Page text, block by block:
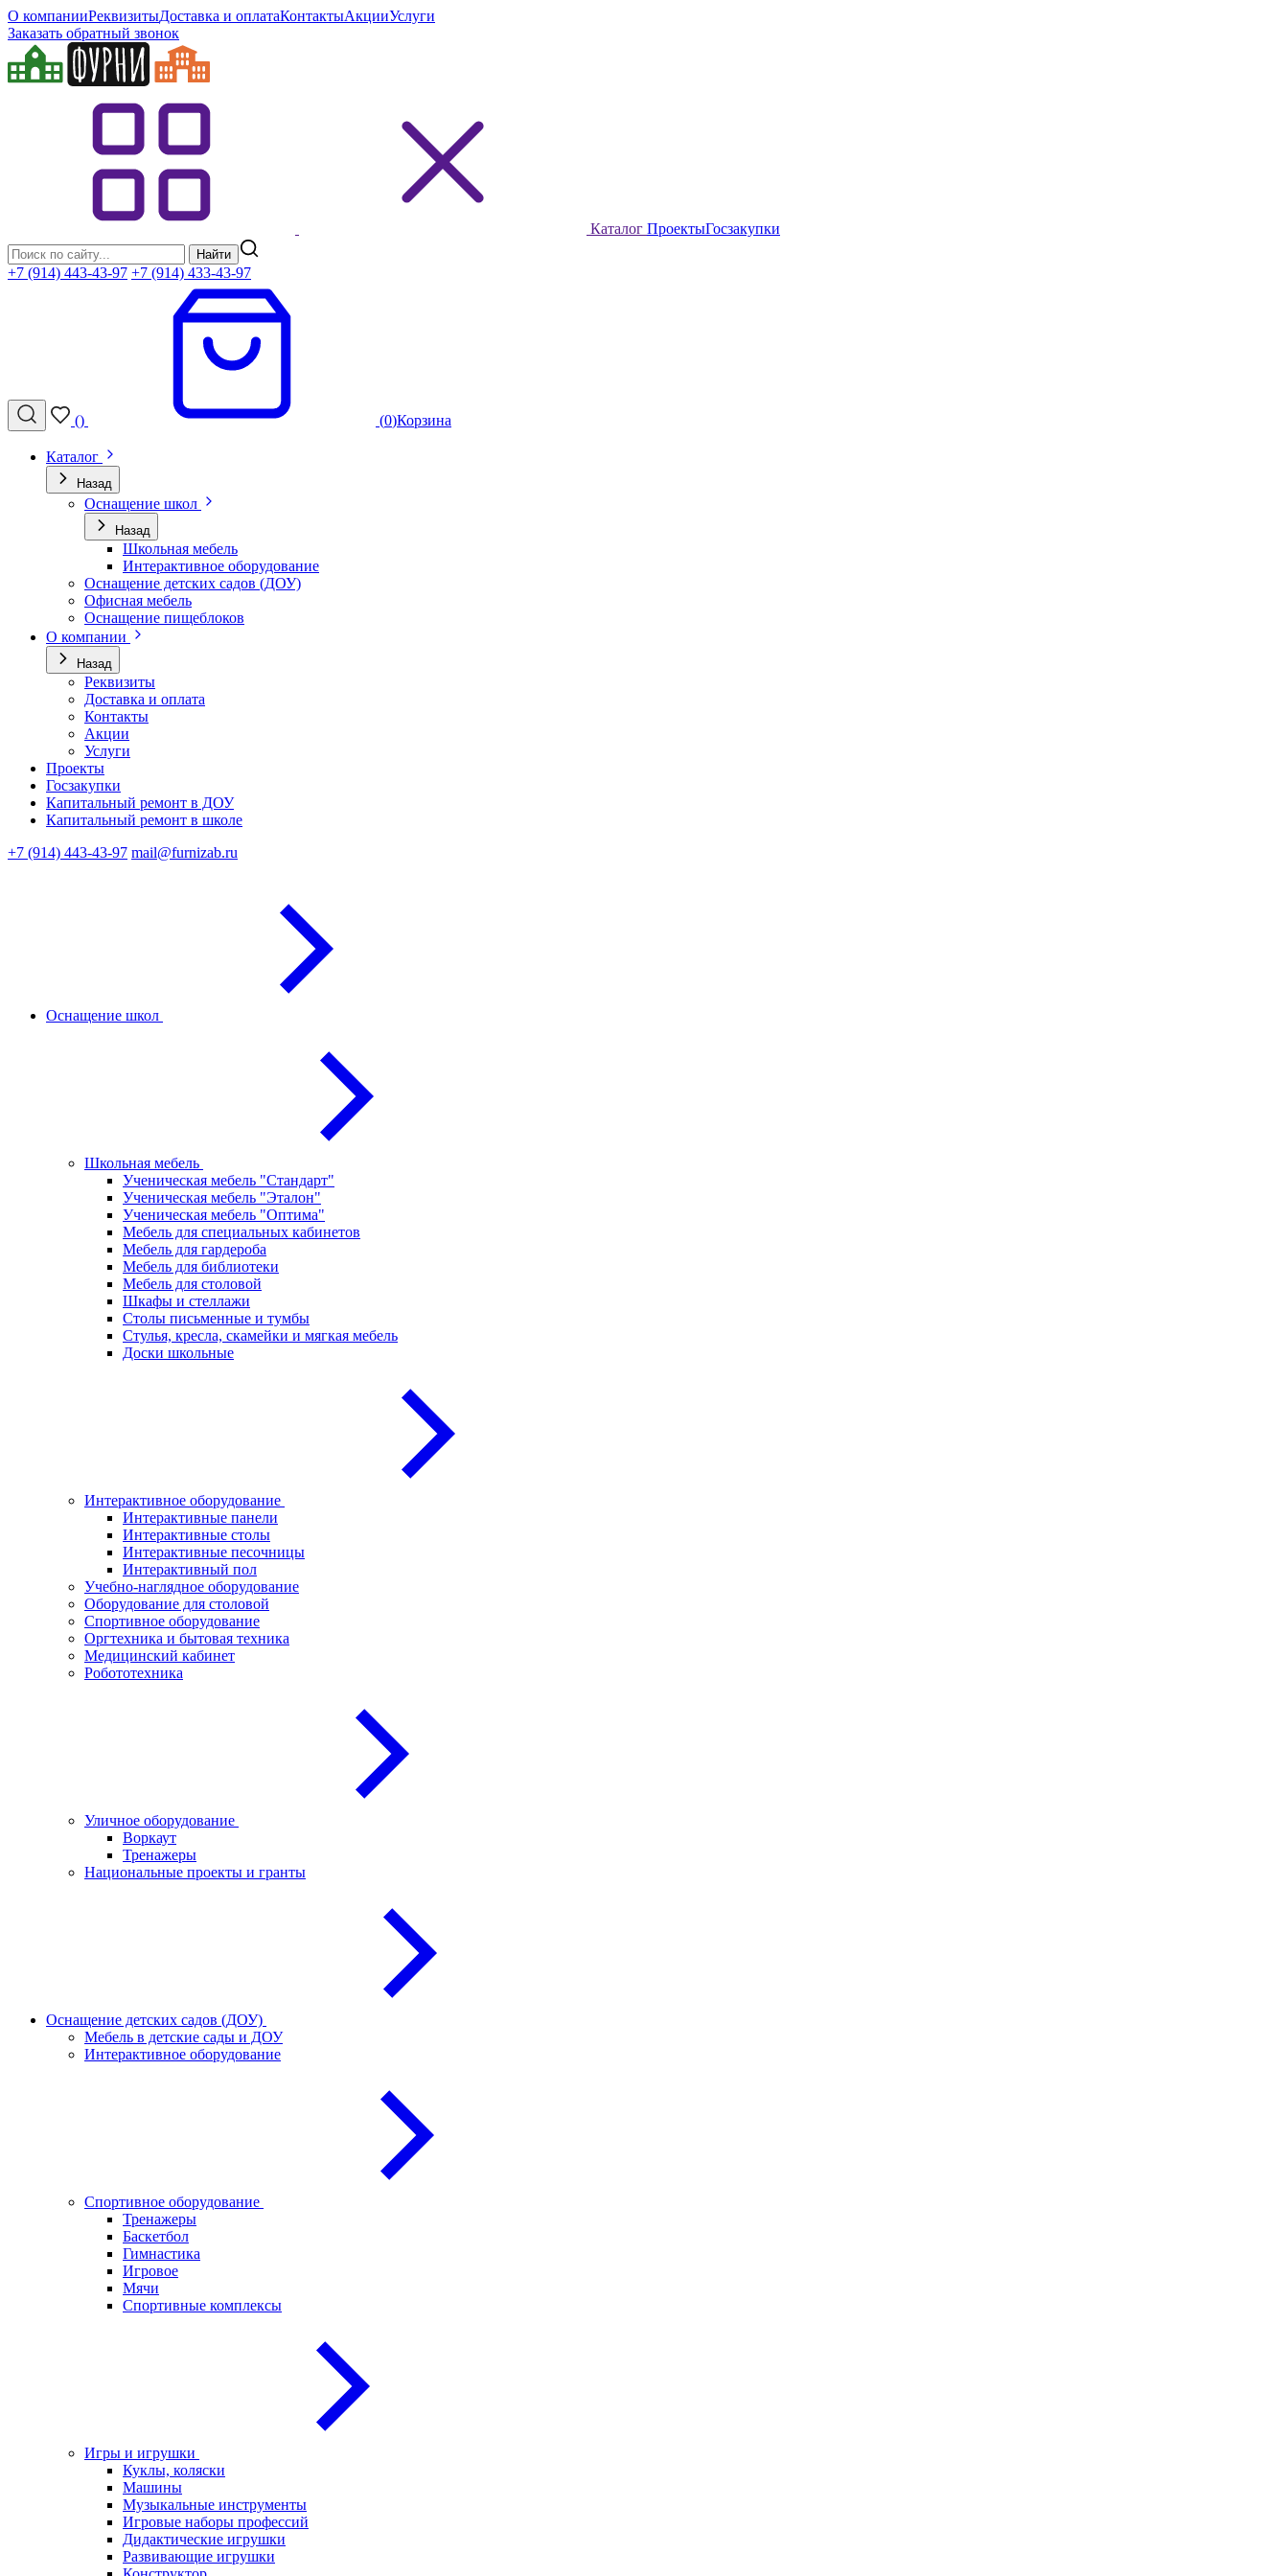
О компанииРеквизитыДоставка и оплатаКонтактыАкцииУслуги
Заказать обратный звонок
Каталог ПроектыГосзакупки
Найти
+7 (914) 443-43-97 +7 (914) 433-43-97
() (0)Корзина
Каталог
Назад
Оснащение школ
Назад
Школьная мебель
Интерактивное оборудование
Оснащение детских садов (ДОУ)
Офисная мебель
Оснащение пищеблоков
О компании
Назад
Реквизиты
Доставка и оплата
Контакты
Акции
Услуги
Проекты
Госзакупки
Капитальный ремонт в ДОУ
Капитальный ремонт в школе
+7 (914) 443-43-97 mail@furnizab.ru
Оснащение школ
Школьная мебель
Ученическая мебель "Стандарт"
Ученическая мебель "Эталон"
Ученическая мебель "Оптима"
Мебель для специальных кабинетов
Мебель для гардероба
Мебель для библиотеки
Мебель для столовой
Шкафы и стеллажи
Столы письменные и тумбы
Стулья, кресла, скамейки и мягкая мебель
Доски школьные
Интерактивное оборудование
Интерактивные панели
Интерактивные столы
Интерактивные песочницы
Интерактивный пол
Учебно-наглядное оборудование
Оборудование для столовой
Спортивное оборудование
Оргтехника и бытовая техника
Медицинский кабинет
Робототехника
Уличное оборудование
Воркаут
Тренажеры
Национальные проекты и гранты
Оснащение детских садов (ДОУ)
Мебель в детские сады и ДОУ
Интерактивное оборудование
Спортивное оборудование
Тренажеры
Баскетбол
Гимнастика
Игровое
Мячи
Спортивные комплексы
Игры и игрушки
Куклы, коляски
Машины
Музыкальные инструменты
Игровые наборы профессий
Дидактические игрушки
Развивающие игрушки